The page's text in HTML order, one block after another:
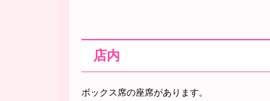
店内
ボックス席の座席があります。